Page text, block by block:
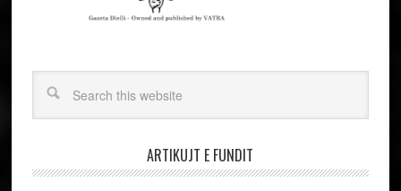
ARTIKUJT E FUNDIT